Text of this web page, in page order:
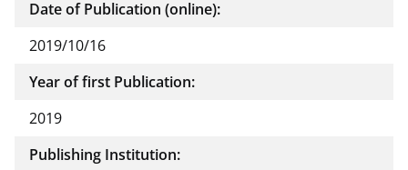
Date of Publication (online):
2019/10/16
Year of first Publication:
2019
Publishing Institution: